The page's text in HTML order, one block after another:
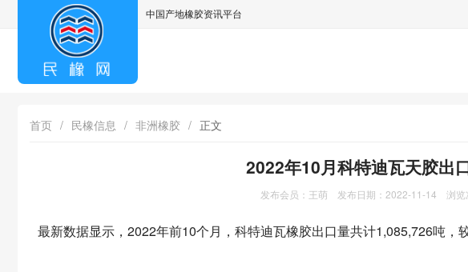
中国产地橡胶资讯平台
首页 / 民橡信息 / 非洲橡胶 / 正文
2022年10月科特迪瓦天胶出
发布会员：王萌 发布日期：2022-11-14 浏
最新数据显示，2022年前10个月，科特迪瓦橡胶出口量共计1,085,726吨，